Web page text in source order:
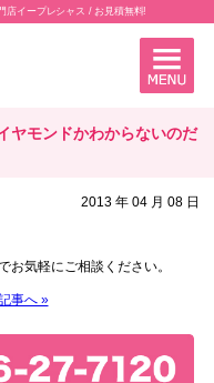
店イープレシャス / お見積無料!
ヤモンドかわからないのだ
2013 年 04 月 08 日
お気軽にご相談ください。
事へ »